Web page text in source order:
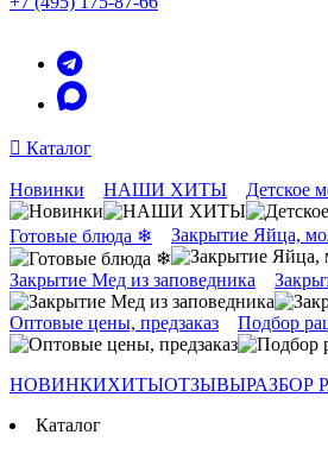
Каталог
Новинки НАШИ ХИТЫ Детское
Готовые блюда ❄ Закрытие Яйца,
Закрытие Мед из заповедника
Оптовые цены, предзаказ Подбор
НОВИНКИХИТЫОТЗЫВЫРАЗБОР
Каталог